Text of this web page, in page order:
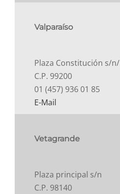
Valparaíso
Plaza Constitución s/n/
C.P. 99200
01 (457) 936 01 85
E-Mail
Vetagrande
Plaza principal s/n
C.P. 98140